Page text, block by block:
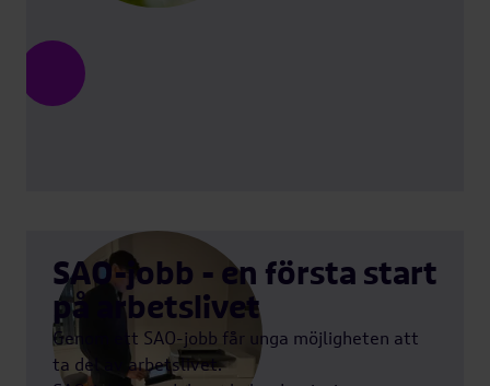
SAO-jobb - en första start
på arbetslivet
Genom ett SAO-jobb får unga möjligheten att
ta del av arbetslivet.